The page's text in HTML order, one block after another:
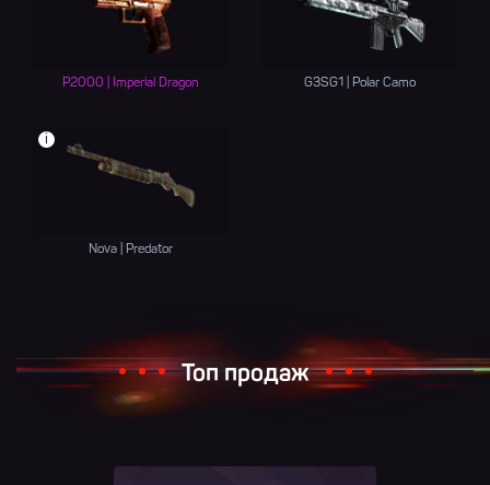
P2000 | Imperial Dragon G3SG1 | Polar Camo
i
Nova | Predator
Топ продаж